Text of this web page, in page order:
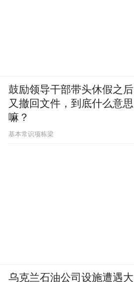
鼓励领导干部带头休假之后
又撤回文件，到底什么意思
嘛？
基本常识项栋梁
乌克兰石油公司设施遭遇大